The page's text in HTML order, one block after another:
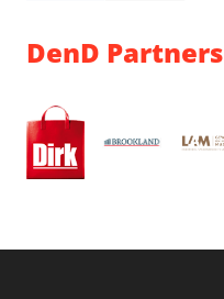
DenD Partners